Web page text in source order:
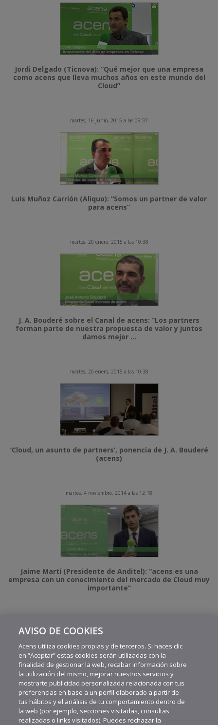
Jordi Delgado (Ticnova): “Qué mejor que una empresa
como acens que lleva muchos años en este mundo del
Cloud”
martes, 16 junio, 2015 a las 09:37
Luis Muñoz Carrión (Aliquo): “Somos un partner de valor
para acens”
martes, 20 enero, 2015 a las 10:38
J. A. Bouderé sobre el Canal de acens: “Los partners
forman parte de nuestra propuesta de valor y juntos
damos mejor ...
martes, 20 enero, 2015 a las 10:38
‘Cloud, un asunto de partners’, ponencia de J. A. Bouderé
(acens)
martes, 4 noviembre, 2014 a las 12:18
Jaime Martí (Presidente de Anditel): “acens es una
empresa con un conocimiento del mercado de Cloud muy
importante”
AVISO DE COOKIES
Acens utiliza cookies propias y de terceros. Si haces clic
en “Aceptar” estas cookies serán utilizadas con la
finalidad de gestionar la web, recabar información sobre
la utilización del mismo, mejorar nuestros servicios y
mostrarte publicidad personalizada relacionada con tus
preferencias en base a un perfil elaborado a partir de
tus hábitos y el análisis de tu comportamiento dentro de
la web (por ejemplo, secciones visitadas, consultas
realizadas o links visitados). Puedes rechazar la